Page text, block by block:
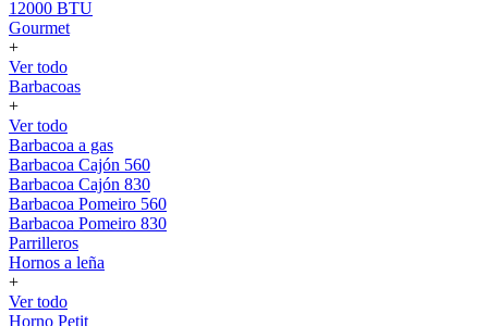
12000 BTU
Gourmet
+
Ver todo
Barbacoas
+
Ver todo
Barbacoa a gas
Barbacoa Cajón 560
Barbacoa Cajón 830
Barbacoa Pomeiro 560
Barbacoa Pomeiro 830
Parrilleros
Hornos a leña
+
Ver todo
Horno Petit